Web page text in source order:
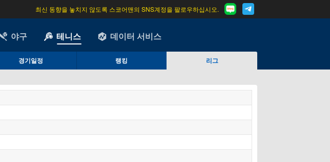
최신 동향을 놓치지 않도록 스코어맨의 SNS계정을 팔로우하십시오.
야구 테니스 데이터 서비스
경기일정 랭킹
리그